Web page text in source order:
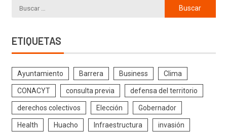
ETIQUETAS
Ayuntamiento Barrera Business Clima
CONACYT consulta previa defensa del territorio
derechos colectivos Elección Gobernador
Health Huacho Infraestructura invasión